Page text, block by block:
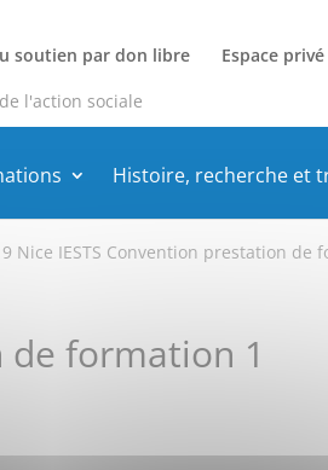
soutien par don libre Espace privé
l'action sociale
Histoire, recherche et
Nice IESTS Convention prestation de
de formation 1